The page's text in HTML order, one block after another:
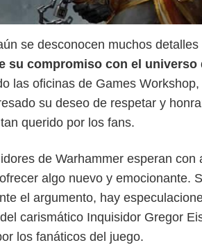
se desconocen muchos
su compromiso con el universo
las oficinas de Games
su deseo de respetar y
querido por los fans.
de Warhammer esperan
algo nuevo y emocionante.
el argumento, hay
carismático Inquisidor Gregor
los fanáticos del juego.
GH Gossip